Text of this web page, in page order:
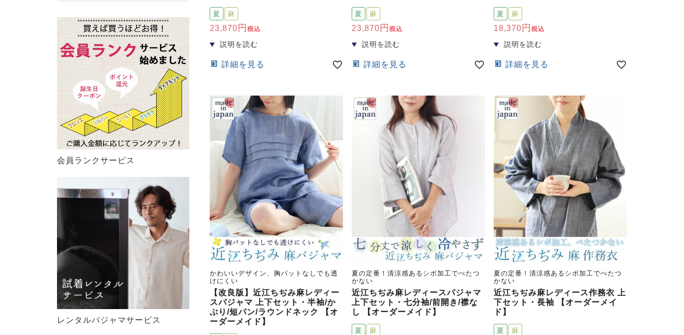
会員ランクサービス
レンタルパジャマサービス
夏 麻
23,870 税込
詳細を見る
夏 麻
23,870 税込
詳細を見る
夏 麻
18,370 税込
詳細を見る
かわいいデザイン、胸パットなしでも透
けにくい
【改良版】近江ちぢみ麻レディー
スパジャマ 上下セット・半袖/か
ぶり/短パン/ラウンドネック 【オ
ーダーメイド】
夏の定番！清涼感あるシボ加工でべたつ
かない
近江ちぢみ麻レディースパジャマ
上下セット・七分袖/前開き/襟な
し 【オーダーメイド】
夏 麻
夏の定番！清涼感あるシボ加工でべたつ
かない
近江ちぢみ麻レディース作務衣 上
下セット・長袖 【オーダーメイ
ド】
夏 麻